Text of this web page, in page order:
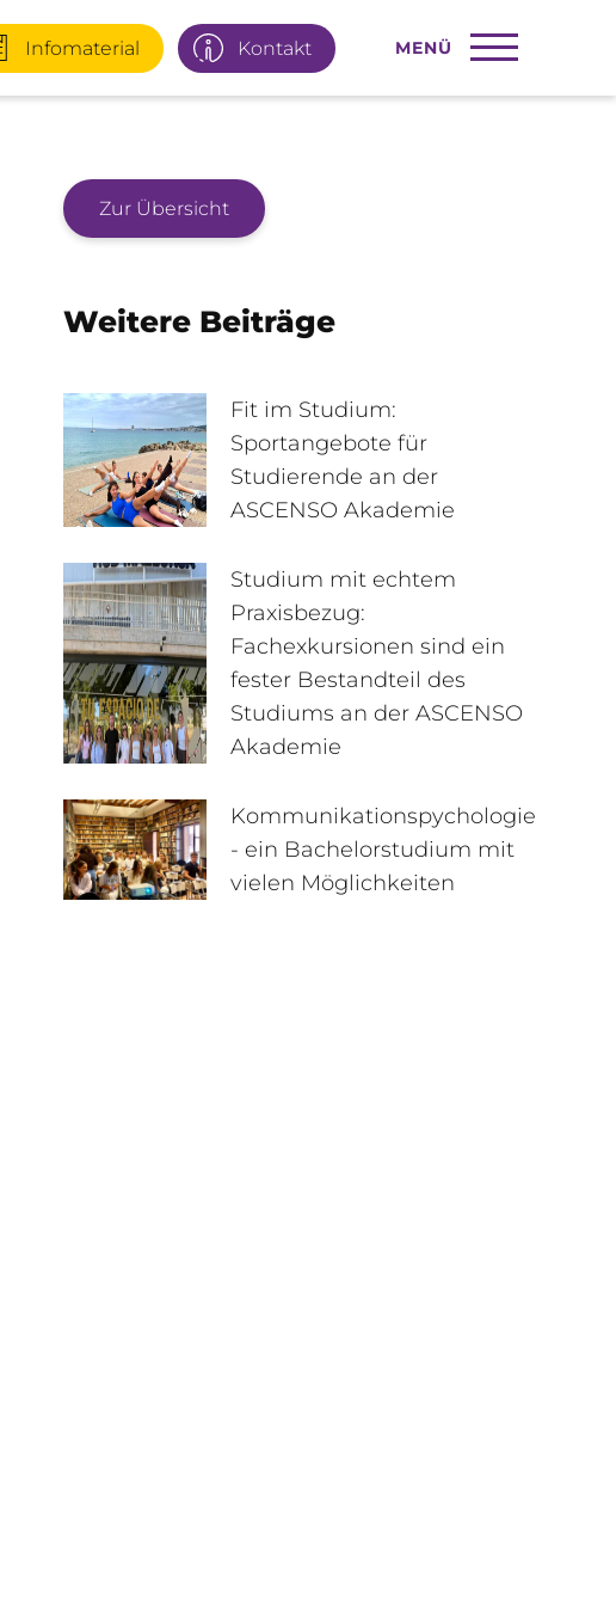
Infomaterial Kontakt MENÜ
Infomaterial
+49 3727 95 92 977 Interner Bereich
Zur Übersicht
Weitere Beiträge
Fit im Studium:
Sportangebote für
Studierende an der
ASCENSO Akademie
Studium mit echtem
Praxisbezug:
Fachexkursionen sind ein
fester Bestandteil des
Studiums an der ASCENSO
Akademie
Kommunikationspychologie
- ein Bachelorstudium mit
vielen Möglichkeiten